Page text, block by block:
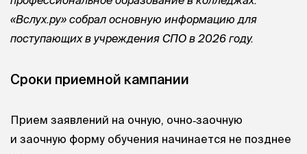
«Вслух.ру» собрал основную информацию для
поступающих в учреждения СПО в 2026 году.
Сроки приемной кампании
Прием заявлений на очную, очно‑заочную
и заочную форму обучения начинается не позднее